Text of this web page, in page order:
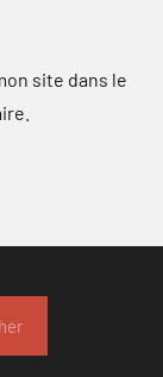
site dans le